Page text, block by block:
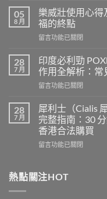
品
印
度
超
希
愛
力
混
片
雙
效
犀
利
果
05
8 月
樂威壯使用心得
福的終點
在
威
壯
使
用
得
及
樂
威
壯
買？
留言功能已關閉
28
7 月
印度必利勁
作用全解析：常
在
度
必
利
勁
POXET-
西
汀
留言功能已關閉
28
7 月
犀利士（Cialis
完整指南：30
香港合法購買
在
士
（Cialis
留言功能已關閉
熱點關注HOT